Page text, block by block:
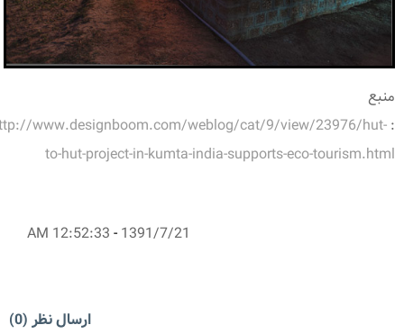
منبع
:
www.designboom.com/weblog/cat/9/view/23976/hut-
to-hut-project-in-kumta-india-supports-eco-tourism.html
1391/7/21
-
12:52:33 AM
ارسال نظر (0)